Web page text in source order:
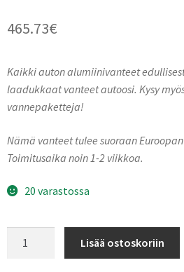
465.73€
Kaikki auton alumiinivanteet
laadukkaat vanteet autoosi. Kysy
vannepaketteja!
Nämä vanteet tulee suoraan
Toimitusaika noin 1-2 viikkoa.
20 varastossa
Lisää ostoskoriin